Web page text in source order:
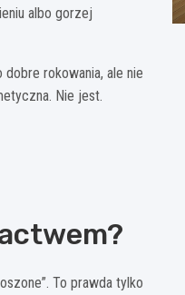
albo gorzej
rokowania, ale nie
Nie jest.
To prawda tylko